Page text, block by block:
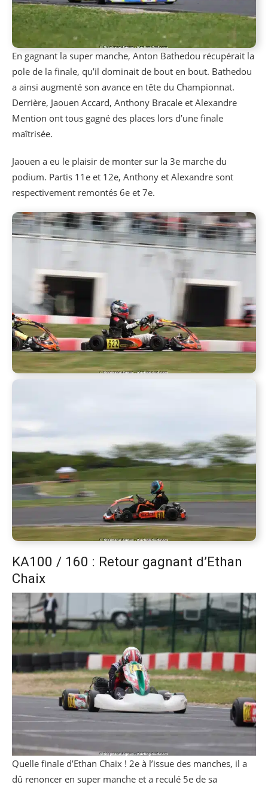
En gagnant la super manche, Anton Bathedou récupérait la
pole de la finale, qu’il dominait de bout en bout. Bathedou
a ainsi augmenté son avance en tête du Championnat.
Derrière, Jaouen Accard, Anthony Bracale et Alexandre
Mention ont tous gagné des places lors d’une finale
maîtrisée.
Jaouen a eu le plaisir de monter sur la 3e marche du
podium. Partis 11e et 12e, Anthony et Alexandre sont
respectivement remontés 6e et 7e.
KA100 / 160 : Retour gagnant d’Ethan
Chaix
Quelle finale d’Ethan Chaix ! 2e à l’issue des manches, il a
dû renoncer en super manche et a reculé 5e de sa